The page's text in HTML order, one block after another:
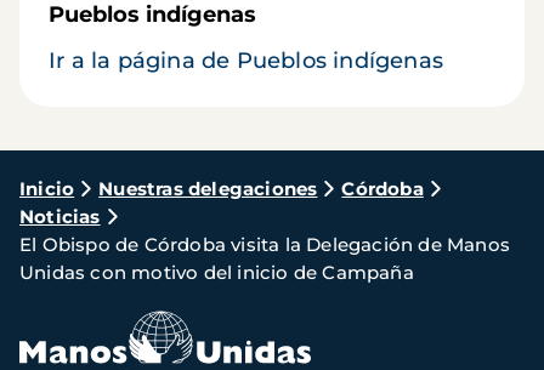
Pueblos indígenas
Ir a la página de Pueblos indígenas
Ruta
de
navegación
Inicio Nuestras delegaciones
Córdoba
Noticias
El Obispo de Córdoba visita la Delegación de Manos
Unidas con motivo del inicio de Campaña